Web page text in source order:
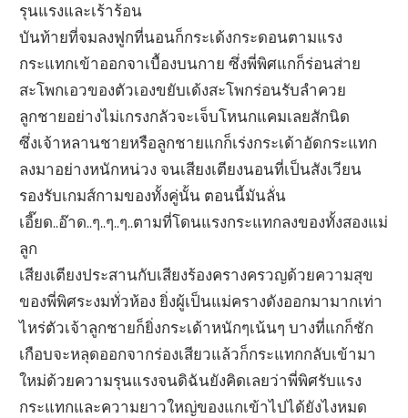
รุนแรงและเร้าร้อน
บันท้ายที่จมลงฟูกที่นอนก็กระเด้งกระดอนตามแรง
กระแทกเข้าออกจาเบื้องบนกาย ซึ่งพี่พิศแกก็ร่อนส่าย
สะโพกเอวของตัวเองขยับเด้งสะโพกร่อนรับลำควย
ลูกชายอย่างไม่เกรงกลัวจะเจ็บโหนกแคมเลยสักนิด
ซึ่งเจ้าหลานชายหรือลูกชายแกก็เร่งกระเด้าอัดกระแทก
ลงมาอย่างหนักหน่วง จนเสียงเตียงนอนที่เป็นสังเวียน
รองรับเกมส์กามของทั้งคู่นั้น ตอนนี้มันลั่น
เอี๊ยด..อ๊าด..ๆ..ๆ..ๆ..ตามที่โดนแรงกระแทกลงของทั้งสองแม่
ลูก
เสียงเตียงประสานกับเสียงร้องครางครวญด้วยความสุข
ของพี่พิศระงมทั่วห้อง ยิ่งผู้เป็นแม่ครางดังออกมามากเท่า
ไหร่ตัวเจ้าลูกชายก็ยิ่งกระเด้าหนักๆเน้นๆ บางที่แกก็ชัก
เกือบจะหลุดออกจากร่องเสียวแล้วก็กระแทกกลับเข้ามา
ใหม่ด้วยความรุนแรงจนดิฉันยังคิดเลยว่าพี่พิศรับแรง
กระแทกและความยาวใหญ่ของแกเข้าไปได้ยังไงหมด